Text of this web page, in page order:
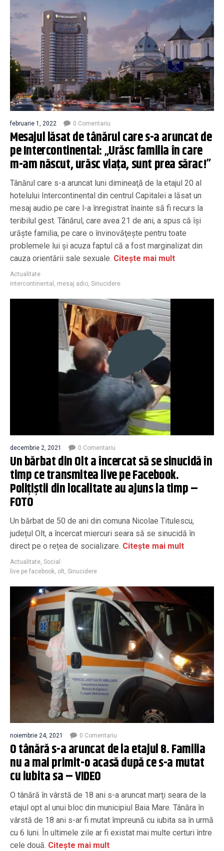
februarie 1, 2022 0 Comentariu
Mesajul lăsat de tânărul care s-a aruncat de
pe Intercontinental: „Urăsc familia în care
m-am născut, urăsc viaţa, sunt prea sărac!”
Tânărul care s-a aruncat luni dimineaţă de la etajul 20 al
hotelului Intercontinental din centrul Capitalei a lăsat un
mesaj audio pe care l-a înregistrat înainte să fi recurs la
teribilul gest. Tânărul, care avea 21 de ani, a spus că îşi
urăşte familia, pe care o învinovăţeşte pentru toate
problemele lui şi acuza faptul că a fost marginalizat din
cauza orientării sale sexuale. Citește mai mult
Actualitate
intercontinental , mesaj adio, Sinucidere
decembrie 2, 2021 0 Comentariu
Un bărbat din Olt a încercat să se sinucidă în
timp ce transmitea live pe Facebook.
Poliţiştii din localitate au ajuns la timp –
FOTO
Un bărbat de 50 de ani din comuna Nicolae Titulescu,
județul Olt, a încercat miercuri seara să se sinucidă în
direct pe o rețea de socializare. Citește mai mult
Actualitate, Social
live pe facebook, olt, Sinucidere
noiembrie 24, 2021 0 Comentariu
O tânără s-a aruncat de la etajul 8. Familia
nu a mai primit-o acasă după ce s-a mutat
cu iubita sa – VIDEO
O tânără în vârstă de 18 ani s-a aruncat marţi seara de la
etajul opt al unui bloc din municipiul Baia Mare. Tânăra în
vârstă de 18 ani s-ar fi mutat împreună cu iubita sa în urmă
cu 6 luni. În ultimele zile ar fi existat mai multe certuri între
cele două. Citește mai mult